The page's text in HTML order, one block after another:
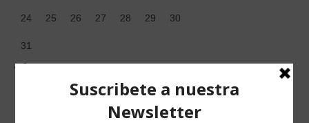
24 25 26 27 28 29 30
31
« Jun
Musica para relajarte